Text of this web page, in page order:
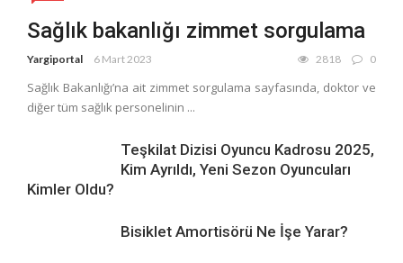
Sağlık bakanlığı zimmet sorgulama
Yargiportal 6 Mart 2023 2818 0
Sağlık Bakanlığı’na ait zimmet sorgulama sayfasında, doktor ve
diğer tüm sağlık personelinin ...
Teşkilat Dizisi Oyuncu Kadrosu 2025,
Kim Ayrıldı, Yeni Sezon Oyuncuları
Kimler Oldu?
Bisiklet Amortisörü Ne İşe Yarar?